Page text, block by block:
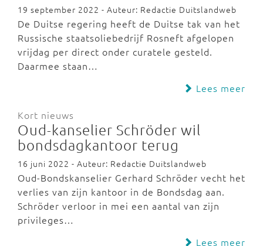
19 september 2022 - Auteur: Redactie Duitslandweb
De Duitse regering heeft de Duitse tak van het
Russische staatsoliebedrijf Rosneft afgelopen
vrijdag per direct onder curatele gesteld.
Daarmee staan…
Lees meer
Kort nieuws
Oud-kanselier Schröder wil
bondsdagkantoor terug
16 juni 2022 - Auteur: Redactie Duitslandweb
Oud-Bondskanselier Gerhard Schröder vecht het
verlies van zijn kantoor in de Bondsdag aan.
Schröder verloor in mei een aantal van zijn
privileges…
Lees meer